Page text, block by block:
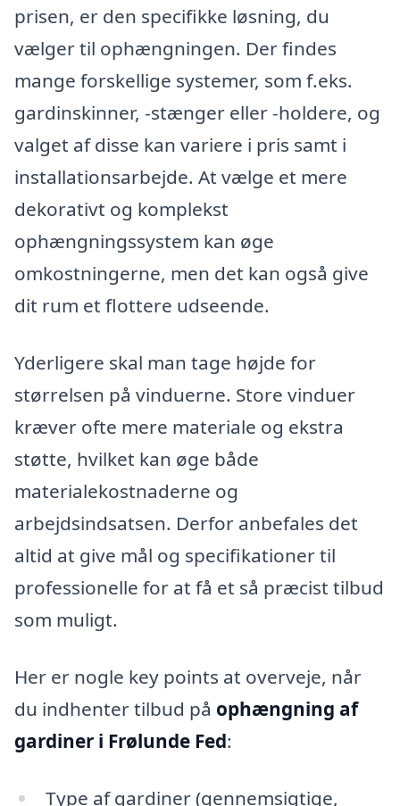
prisen, er den specifikke løsning, du
vælger til ophængningen. Der findes
mange forskellige systemer, som f.eks.
gardinskinner, -stænger eller -holdere, og
valget af disse kan variere i pris samt i
installationsarbejde. At vælge et mere
dekorativt og komplekst
ophængningssystem kan øge
omkostningerne, men det kan også give
dit rum et flottere udseende.
Yderligere skal man tage højde for
størrelsen på vinduerne. Store vinduer
kræver ofte mere materiale og ekstra
støtte, hvilket kan øge både
materialekostnaderne og
arbejdsindsatsen. Derfor anbefales det
altid at give mål og specifikationer til
professionelle for at få et så præcist tilbud
som muligt.
Her er nogle key points at overveje, når
du indhenter tilbud på ophængning af
gardiner i Frølunde Fed:
Type af gardiner (gennemsigtige,